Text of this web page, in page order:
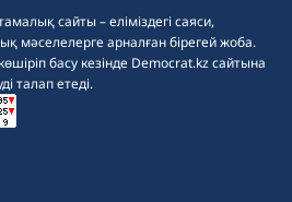
сайты – еліміздегі саяси,
мәселелерге арналған бірегей жоба.
басу кезінде Democrat.kz сайтына
талап етеді.